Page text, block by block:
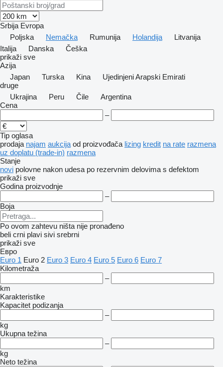
Srbija Evropa
Poljska
Nemačka Rumunija Holandija
Litvanija
Italija
Danska
Češka
prikaži sve
Azija
Japan
Turska Kina
Ujedinjeni Arapski Emirati
druge
Ukrajina
Peru Čile
Argentina
Cena
–
Tip oglasa
prodaja najam aukcija od proizvođača lizing kredit na rate razmena
uz doplatu (trade-in) razmena
Stanje
novi polovne nakon udesa po rezervnim delovima s defektom
prikaži sve
Godina proizvodnje
–
Boja
Po ovom zahtevu ništa nije pronađeno
beli crni plavi sivi srebrni
prikaži sve
Евро
Euro 1 Euro 2 Euro 3 Euro 4 Euro 5 Euro 6 Euro 7
Kilometraža
–
km
Karakteristike
Kapacitet podizanja
–
kg
Ukupna težina
–
kg
Neto težina